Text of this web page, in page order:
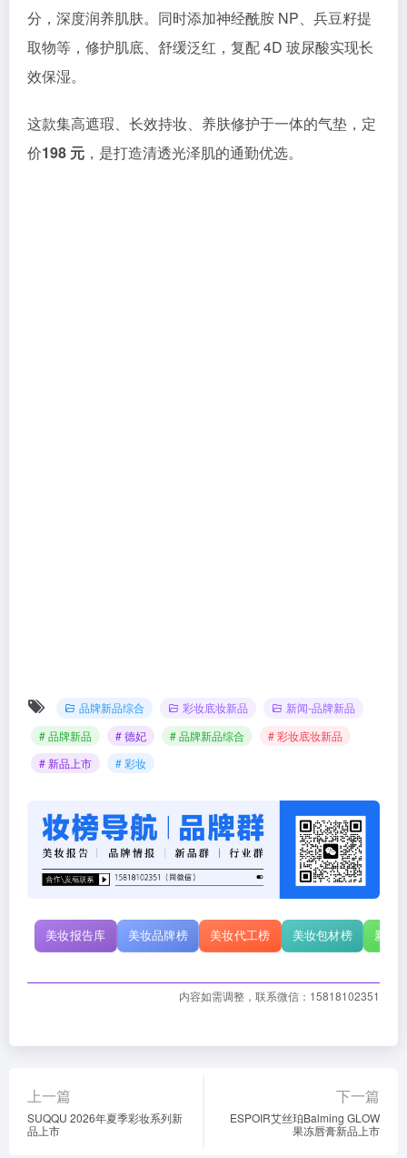
分，深度润养肌肤。同时添加神经酰胺 NP、兵豆籽提
取物等，修护肌底、舒缓泛红，复配 4D 玻尿酸实现长
效保湿。
这款集高遮瑕、长效持妆、养肤修护于一体的气垫，定
价198 元 ，是打造清透光泽肌的通勤优选。
品牌新品综合 彩妆底妆新品
新闻-品牌新品
# 品牌新品
# 德妃 # 品牌新品综合
# 彩妆底妆新品
# 新品上市
# 彩妆
美妆报告库 美妆品牌榜 美妆代工榜 美妆包材榜 新原
内容如需调整，联系微信：15818102351
上一篇
SUQQU 2026年夏季彩妆系列新
品上市
下一篇
ESPOIR艾丝珀Balming GLOW
果冻唇膏新品上市